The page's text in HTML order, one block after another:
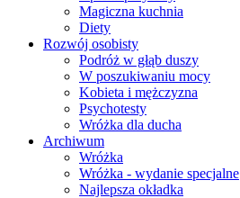
Magiczna kuchnia
Diety
Rozwój osobisty
Podróż w głąb duszy
W poszukiwaniu mocy
Kobieta i mężczyzna
Psychotesty
Wróżka dla ducha
Archiwum
Wróżka
Wróżka - wydanie specjalne
Najlepsza okładka